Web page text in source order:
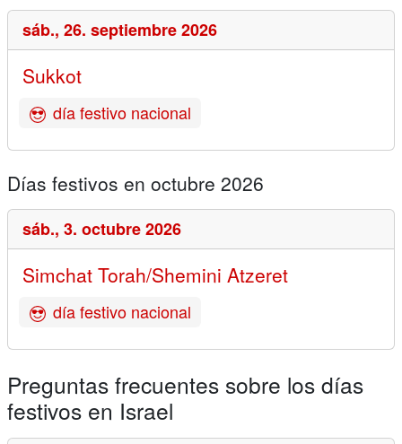
sáb., 26. septiembre 2026
Sukkot
día festivo nacional
Días festivos en octubre 2026
sáb., 3. octubre 2026
Simchat Torah/Shemini Atzeret
día festivo nacional
Preguntas frecuentes sobre los días
festivos en Israel